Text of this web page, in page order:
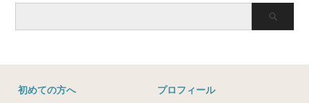
初めての方へ プロフィール